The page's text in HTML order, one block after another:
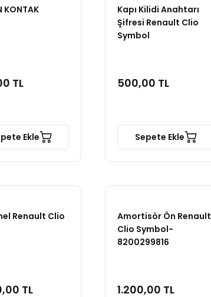
KONTAK
TL
Ekle
Kapı Kilidi Anahtarı
Şifresi Renault Clio
Symbol
500,00 TL
Sepete Ekle
Renault Clio
TL
Amortisör Ön Renault
Clio Symbol-
8200299816
1.200,00 TL